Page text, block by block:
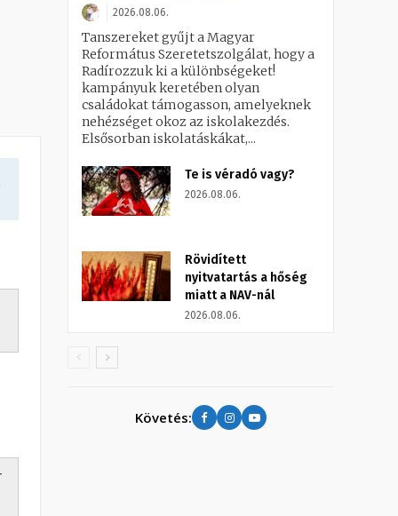
2026.08.06.
Tanszereket gyűjt a Magyar
Református Szeretetszolgálat, hogy a
Radírozzuk ki a különbségeket!
kampányuk keretében olyan
családokat támogasson, amelyeknek
nehézséget okoz az iskolakezdés.
Elsősorban iskolatáskákat,...
Te is véradó vagy?
2026.08.06.
Rövidített
nyitvatartás a hőség
miatt a NAV-nál
2026.08.06.
Követés: